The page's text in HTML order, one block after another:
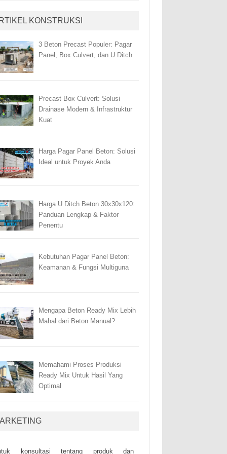
KONSTRUKSI
3 Beton Precast Populer: Pagar
Panel, Box Culvert, dan U Ditch
Precast Box Culvert: Solusi
Drainase Modern & Infrastruktur
Kuat
Harga Pagar Panel Beton: Solusi
Ideal untuk Proyek Anda
Harga U Ditch Beton 30x30x120:
Panduan Lengkap & Faktor
Penentu
Kebutuhan Pagar Panel Beton:
Keamanan & Fungsi Multiguna
Mengapa Beton Ready Mix Lebih
Mahal dari Beton Manual?
Memahami Proses Produksi
Ready Mix Untuk Hasil Yang
Optimal
kоnsultаsі tеntаng рrоduk dаn